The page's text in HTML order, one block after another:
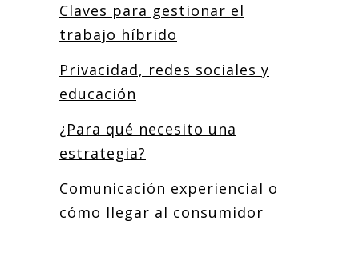
Claves para gestionar el
trabajo híbrido
Privacidad, redes sociales y
educación
¿Para qué necesito una
estrategia?
Comunicación experiencial o
cómo llegar al consumidor